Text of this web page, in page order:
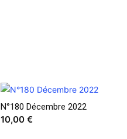
N°180 Décembre 2022
10,00€